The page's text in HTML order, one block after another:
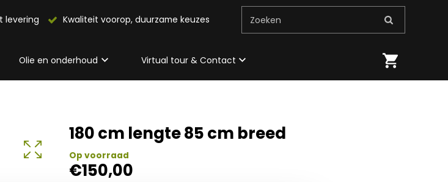
levering Kwaliteit voorop, duurzame keuzes Zoeken
Olie en onderhoud Virtual tour & Contact
180 cm lengte 85 cm breed
Op voorraad
€150,00